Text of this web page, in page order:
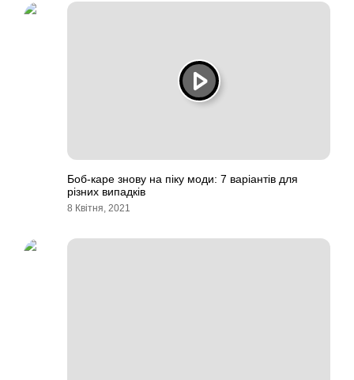
Боб-каре знову на піку моди: 7 варіантів для
різних випадків
8 Квітня, 2021